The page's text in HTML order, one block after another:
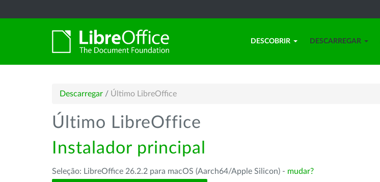
DESCOBRIR DESCARREGAR
Descarregar / Último LibreOffice
Último LibreOffice
Instalador principal
Seleção: LibreOffice 26.2.2 para macOS (Aarch64/Apple Silicon) - mudar?